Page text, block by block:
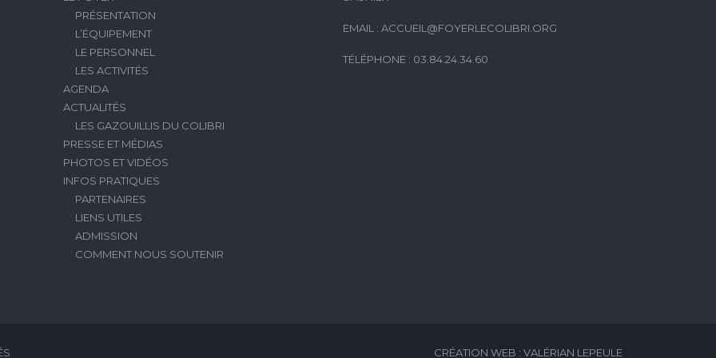
PRÉSENTATION
L’ÉQUIPEMENT
LE PERSONNEL
LES ACTIVITÉS
AGENDA
ACTUALITÉS
LES GAZOUILLIS DU COLIBRI
PRESSE ET MÉDIAS
PHOTOS ET VIDÉOS
INFOS PRATIQUES
PARTENAIRES
LIENS UTILES
ADMISSION
COMMENT NOUS SOUTENIR
EMAIL : ACCUEIL@FOYERLECOLIBRI.ORG
TÉLÉPHONE : 03.84.24.34.60
CRÉATION WEB : VALÉRIAN LEPEULE